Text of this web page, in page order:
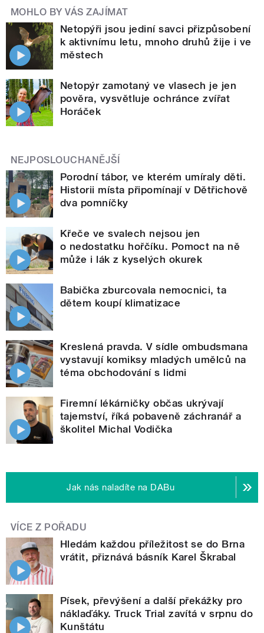
MOHLO BY VÁS ZAJÍMAT
Netopýři jsou jediní savci přizpůsobení
k aktivnímu letu, mnoho druhů žije i ve
městech
Netopýr zamotaný ve vlasech je jen
pověra, vysvětluje ochránce zvířat
Horáček
NEJPOSLOUCHANĚJŠÍ
Porodní tábor, ve kterém umíraly děti.
Historii místa připomínají v Dětřichově
dva pomníčky
Křeče ve svalech nejsou jen
o nedostatku hořčíku. Pomoct na ně
může i lák z kyselých okurek
Babička zburcovala nemocnici, ta
dětem koupí klimatizace
Kreslená pravda. V sídle ombudsmana
vystavují komiksy mladých umělců na
téma obchodování s lidmi
Firemní lékárničky občas ukrývají
tajemství, říká pobaveně záchranář a
školitel Michal Vodička
Jak nás naladíte na DABu
VÍCE Z POŘADU
Hledám každou příležitost se do Brna
vrátit, přiznává básník Karel Škrabal
Písek, převýšení a další překážky pro
náklaďáky. Truck Trial zavítá v srpnu do
Kunštátu